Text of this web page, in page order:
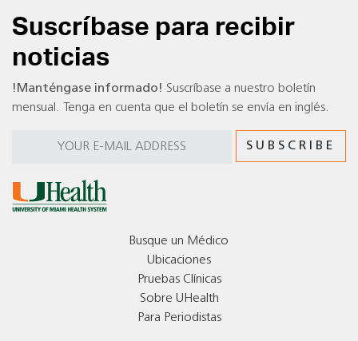
Suscríbase para recibir
noticias
!Manténgase informado! Suscríbase a nuestro boletín
mensual. Tenga en cuenta que el boletín se envía en inglés.
Busque un Médico
Ubicaciones
Pruebas Clínicas
Sobre UHealth
Para Periodistas